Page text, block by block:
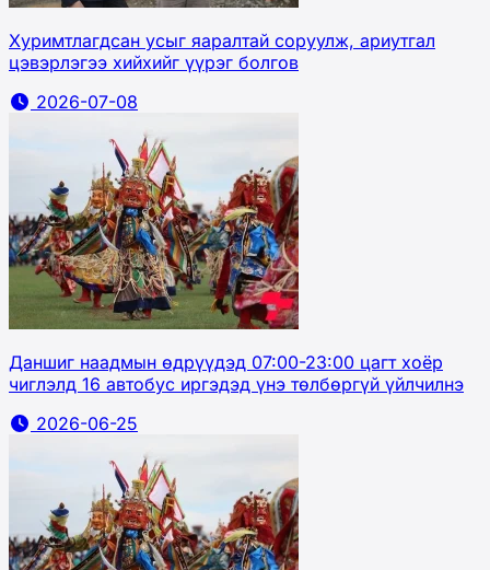
Хуримтлагдсан усыг яаралтай соруулж, ариутгал
цэвэрлэгээ хийхийг үүрэг болгов
2026-07-08
Даншиг наадмын өдрүүдэд 07:00-23:00 цагт хоёр
чиглэлд 16 автобус иргэдэд үнэ төлбөргүй үйлчилнэ
2026-06-25